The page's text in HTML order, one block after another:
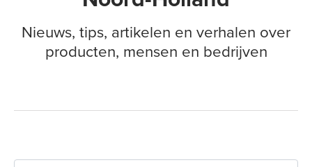
Nieuws, tips, artikelen en verhalen over
producten, mensen en bedrijven